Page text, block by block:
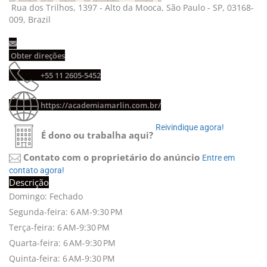
Rua dos Trilhos, 1397 - Alto da Mooca, São Paulo - SP, 03168-
009, Brazil
Obter direções
+55 11 2605-5452
https://academiamarlin.com.br/
É dono ou trabalha aqui?
Reivindique agora!
Contato com o proprietário do anúncio Entre em
contato agora!
Descrição
Domingo: Fechado
Segunda-feira: 6 AM-9:30 PM
Terça-feira: 6 AM-9:30 PM
Quarta-feira: 6 AM-9:30 PM
Quinta-feira: 6 AM-9:30 PM